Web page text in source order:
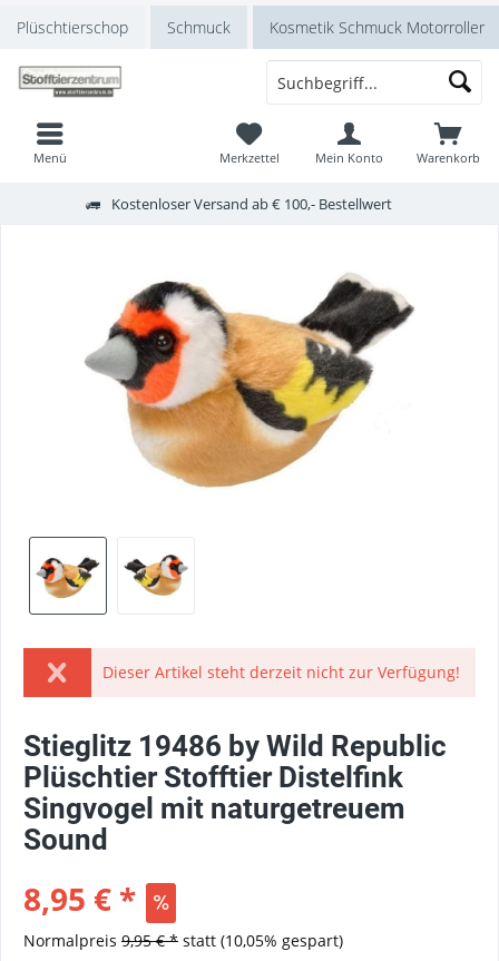
Plüschtierschop Schmuck Kosmetik Schmuck Motorroller
Menü Warenkorb
Merkzettel Mein Konto
Kostenloser Versand ab € 100,- Bestellwert
Dieser Artikel steht derzeit nicht zur Verfügung!
Stieglitz 19486 by Wild Republic
Plüschtier Stofftier Distelfink
Singvogel mit naturgetreuem
Sound
8,95 € *
Normalpreis 9,95 € * statt (10,05% gespart)